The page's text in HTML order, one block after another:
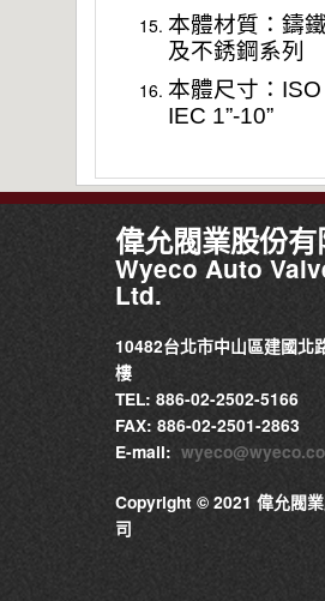
本體材質：鑄
及不銹鋼系列
本體尺寸：ISO
IEC 1”-10”
偉允閥業股份
Wyeco Auto
Ltd.
10482台北市中山區建國北
樓
TEL: 886-02-2502-5166
FAX: 886-02-2501-2863
E-mail:
Copyright © 2021 偉允閥
司